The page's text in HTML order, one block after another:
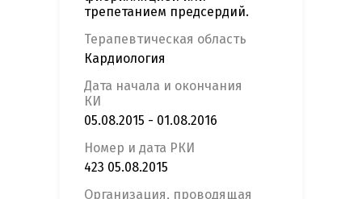
трепетанием предсердий.
Терапевтическая область
Кардиология
Дата начала и окончания
КИ
05.08.2015 - 01.08.2016
Номер и дата РКИ
423 05.08.2015
Организация, проводящая